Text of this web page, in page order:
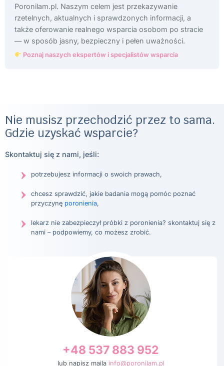
Poronilam.pl. Naszym celem jest przekazywanie
rzetelnych, aktualnych i sprawdzonych informacji, a
także oferowanie realnego wsparcia osobom po stracie
— w sposób jasny, bezpieczny i pełen uważności.
Poznaj naszych ekspertów i specjalistów wsparcia
Nie musisz przechodzić przez to sama.
Gdzie uzyskać wsparcie?
Skontaktuj się z nami, jeśli:
potrzebujesz informacji o swoich prawach,
chcesz sprawdzić, jakie badania mogą pomóc poznać
przyczynę poronienia,
lekarz nie zabezpieczył próbki z poronienia? skontaktuj się z
nami – podpowiemy, co możesz zrobić.
+48 537 883 952
lub napisz maila info@poronilam.pl